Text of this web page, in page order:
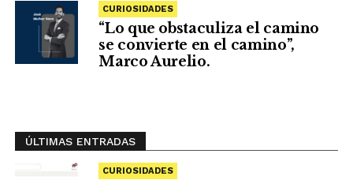
CURIOSIDADES
“Lo que obstaculiza el camino
se convierte en el camino”,
Marco Aurelio.
ÚLTIMAS ENTRADAS
CURIOSIDADES